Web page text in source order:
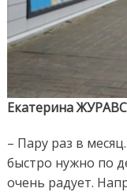
Екатерина
– Пару раз в
быстро нужно по
очень радует.